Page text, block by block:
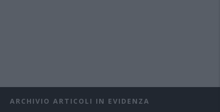
ARCHIVIO ARTICOLI IN EVIDENZA